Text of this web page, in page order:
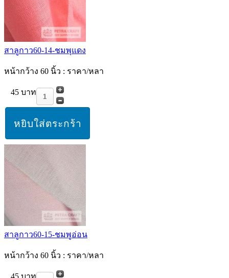
สาลูกาว60-14-ชมพุแดง
หน้ากว้าง 60 นิ้ว : ราคา/หลา
45 บาท
สาลูกาว60-15-ชมพูอ่อน
หน้ากว้าง 60 นิ้ว : ราคา/หลา
45 บาท